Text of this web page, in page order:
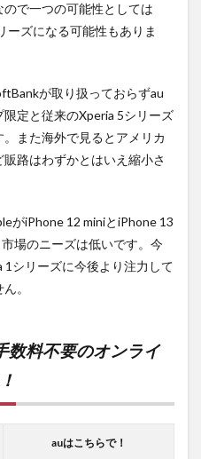
で一つの可能性としては
ズになる可能性もありま
が取り扱っておらずau
定と従来のXperia 5シリーズ
また海外で見るとアメリカ
路はわずかとはいえ縮小さ
がiPhone 12 miniとiPhone 13
場のニーズは低いです。今
シリーズに今後より注力して
。
数料不要のオンライ
auはこちらで！